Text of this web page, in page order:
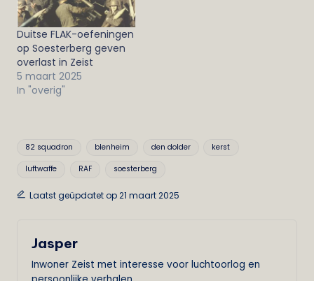
Duitse FLAK-oefeningen
op Soesterberg geven
overlast in Zeist
5 maart 2025
In "overig"
Tags:
82 squadron blenheim den dolder kerst
luftwaffe RAF soesterberg
Laatst geüpdatet op 21 maart 2025
Jasper
Inwoner Zeist met interesse voor luchtoorlog en